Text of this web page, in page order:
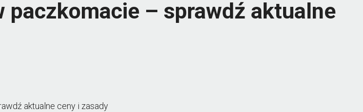
paczkomacie – sprawdź aktualne
aktualne ceny i zasady